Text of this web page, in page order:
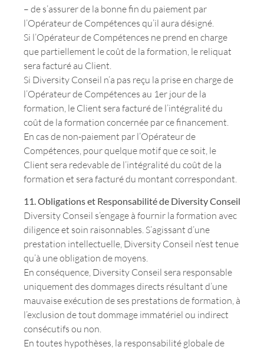
– de s’assurer de la bonne fin du paiement par
l’Opérateur de Compétences qu’il aura désigné.
Si l’Opérateur de Compétences ne prend en charge
que partiellement le coût de la formation, le reliquat
sera facturé au Client.
Si Diversity Conseil n’a pas reçu la prise en charge de
l’Opérateur de Compétences au 1er jour de la
formation, le Client sera facturé de l’intégralité du
coût de la formation concernée par ce financement.
En cas de non-paiement par l’Opérateur de
Compétences, pour quelque motif que ce soit, le
Client sera redevable de l’intégralité du coût de la
formation et sera facturé du montant correspondant.
11. Obligations et Responsabilité de Diversity Conseil
Diversity Conseil s’engage à fournir la formation avec
diligence et soin raisonnables. S’agissant d’une
prestation intellectuelle, Diversity Conseil n’est tenue
qu’à une obligation de moyens.
En conséquence, Diversity Conseil sera responsable
uniquement des dommages directs résultant d’une
mauvaise exécution de ses prestations de formation, à
l’exclusion de tout dommage immatériel ou indirect
consécutifs ou non.
En toutes hypothèses, la responsabilité globale de